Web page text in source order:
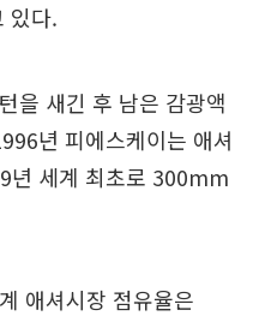
있다.
을 새긴 후 남은 감광액
년 피에스케이는 애셔
년 세계 최초로 300mm
애셔시장 점유율은